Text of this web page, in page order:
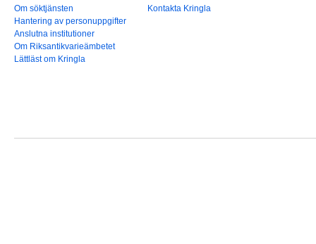
Om söktjänsten
Hantering av personuppgifter
Anslutna institutioner
Om Riksantikvarieämbetet
Lättläst om Kringla
Kontakta Kringla